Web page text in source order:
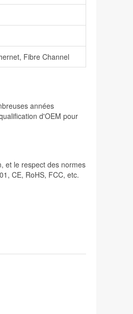
Fibre Channel
années
d'OEM pour
et le respect des normes
CE, RoHS, FCC, etc.